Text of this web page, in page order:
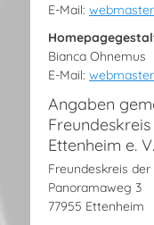
E-Mail:
Bianca Ohnemus
E-Mail:
Angaben
Ettenheim e.
Freundeskreis
Panoramaweg 3
77955 Ettenheim